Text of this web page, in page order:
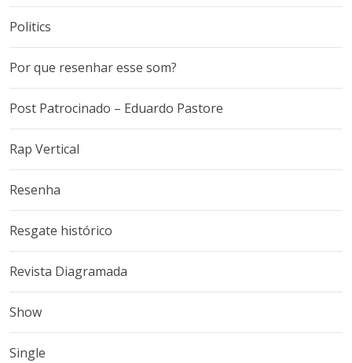
Politics
Por que resenhar esse som?
Post Patrocinado – Eduardo Pastore
Rap Vertical
Resenha
Resgate histórico
Revista Diagramada
Show
Single